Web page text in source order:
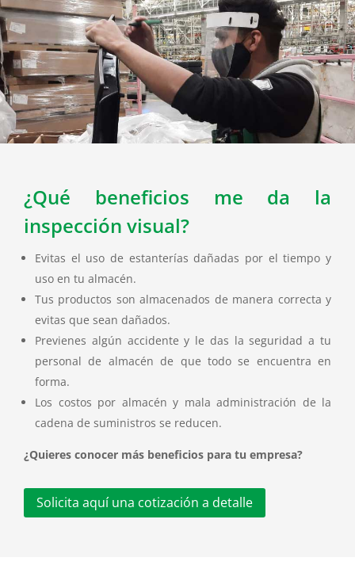
¿Qué beneficios me da la
inspección visual?
Evitas el uso de estanterías dañadas por el tiempo y
uso en tu almacén.
Tus productos son almacenados de manera correcta y
evitas que sean dañados.
Previenes algún accidente y le das la seguridad a tu
personal de almacén de que todo se encuentra en
forma.
Los costos por almacén y mala administración de la
cadena de suministros se reducen.
¿Quieres conocer más beneficios para tu empresa?
Solicita aquí una cotización a detalle